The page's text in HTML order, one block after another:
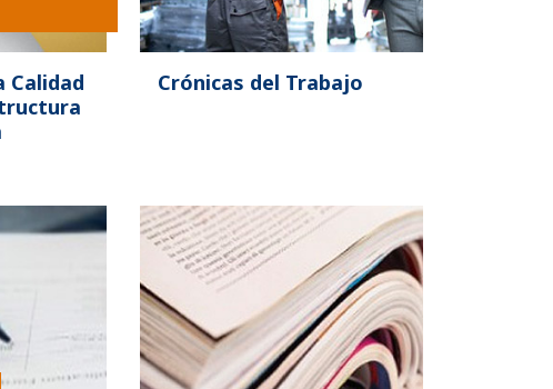
Calidad
Crónicas del Trabajo